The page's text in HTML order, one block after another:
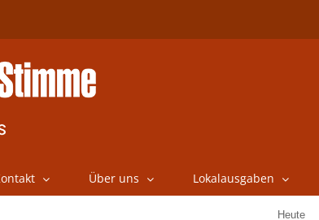
Über uns Lokalausgaben